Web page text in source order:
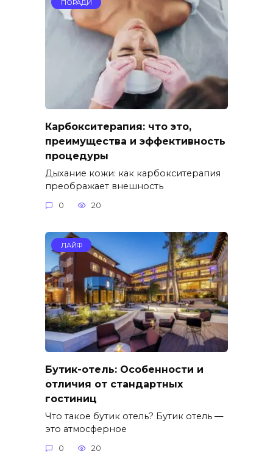
ПОРАДИ
Карбокситерапия: что это,
преимущества и эффективность
процедуры
Дыхание кожи: как карбокситерапия
преображает внешность
0 20
ЛАЙФ
Бутик-отель: Особенности и
отличия от стандартных
гостиниц
Что такое бутик отель? Бутик отель —
это атмосферное
0 20